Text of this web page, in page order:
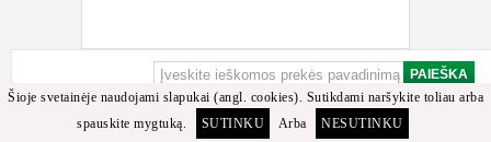
Apgailestaujame, bet minėtos detalės arba jos analogų tarp turimų prekių nerasta.
Šioje svetainėje naudojami slapukai (angl. cookies). Sutikdami naršykite toliau arba
spauskite mygtuką.
SUTINKU Arba NESUTINKU